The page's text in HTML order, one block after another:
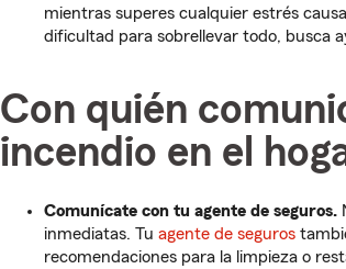
mientras superes cualquier estrés
dificultad para sobrellevar todo, busca
Con quién
incendio en el
Comunícate con tu agente de seguros.
inmediatas. Tu agente de seguros
recomendaciones para la limpieza o